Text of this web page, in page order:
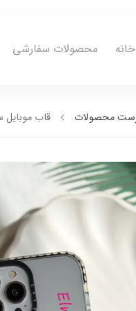
خانه محصولات سفارشی
محصولات قاب موبایل